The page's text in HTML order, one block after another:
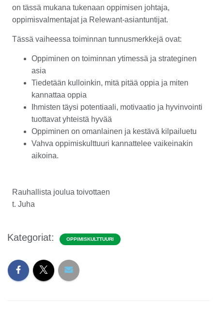
on tässä mukana tukenaan oppimisen johtaja,
oppimisvalmentajat ja Relewant-asiantuntijat.
Tässä vaiheessa toiminnan tunnusmerkkejä ovat:
Oppiminen on toiminnan ytimessä ja strateginen
asia
Tiedetään kulloinkin, mitä pitää oppia ja miten
kannattaa oppia
Ihmisten täysi potentiaali, motivaatio ja hyvinvointi
tuottavat yhteistä hyvää
Oppiminen on omanlainen ja kestävä kilpailuetu
Vahva oppimiskulttuuri kannattelee vaikeinakin
aikoina.
Rauhallista joulua toivottaen
t. Juha
Kategoriat: OPPIMISKULTTUURI